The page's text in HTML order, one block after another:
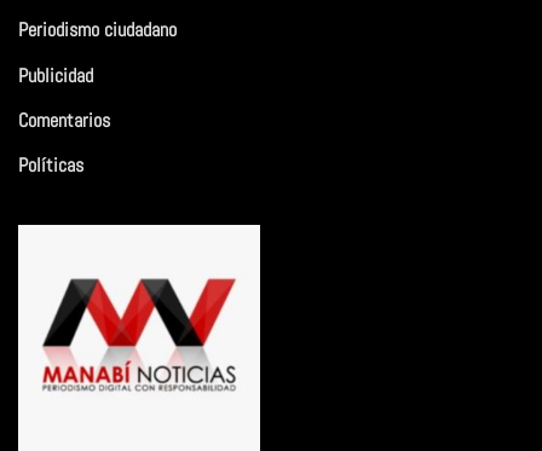
Periodismo ciudadano
Publicidad
Comentarios
Políticas